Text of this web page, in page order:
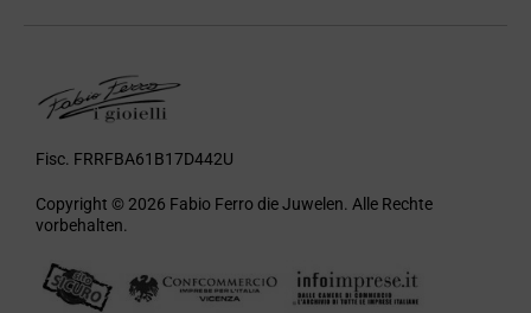
Fisc. FRRFBA61B17D442U
Copyright © 2026 Fabio Ferro die Juwelen. Alle Rechte
vorbehalten.